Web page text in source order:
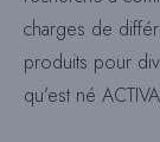
charges de
produits pour
qu’est né